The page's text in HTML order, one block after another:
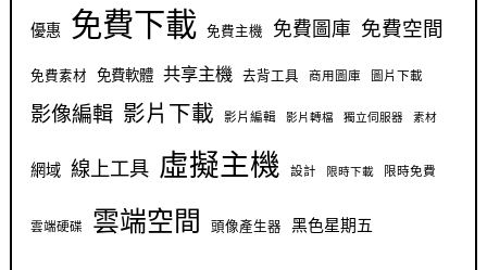
優惠 免費下載 免費主機 免費圖庫 免費空間
免費素材 免費軟體 共享主機 去背工具 商用圖庫 圖片下載
影像編輯 影片下載 影片編輯 影片轉檔 獨立伺服器 素材
網域 線上工具 虛擬主機 設計 限時下載 限時免費
雲端硬碟 雲端空間 頭像產生器 黑色星期五